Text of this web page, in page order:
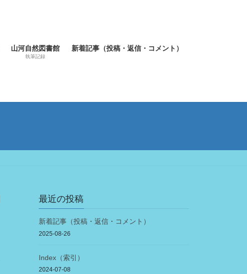
山河自然図書館
執筆記録
新着記事（投稿・返信・コメント）
最近の投稿
新着記事（投稿・返信・コメント）
2025-08-26
Index（索引）
2024-07-08